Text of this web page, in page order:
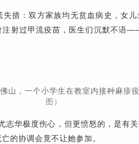
措：双方家族均无贫血病史，女
射过甲流疫苗，医生们沉默不语
山，一个小学生在教室内接种麻疹
图）
志华极度伤心，但更愤怒的，是有
的协调会竟不让她参加。